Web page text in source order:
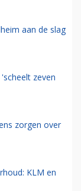
aan de slag
zeven
zorgen over
KLM en